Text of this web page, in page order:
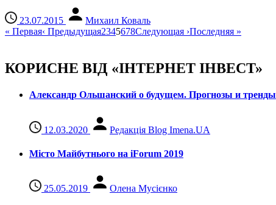
23.07.2015
Михаил Коваль
« Первая‹ Предыдущая2345678Следующая ›Последняя »
КОРИСНЕ ВІД «ІНТЕРНЕТ ІНВЕСТ»
Александр Ольшанский о будущем. Прогнозы и тренды
12.03.2020 Редакція Blog Imena.UA
Місто Майбутнього на iForum 2019
25.05.2019 Олена Мусієнко